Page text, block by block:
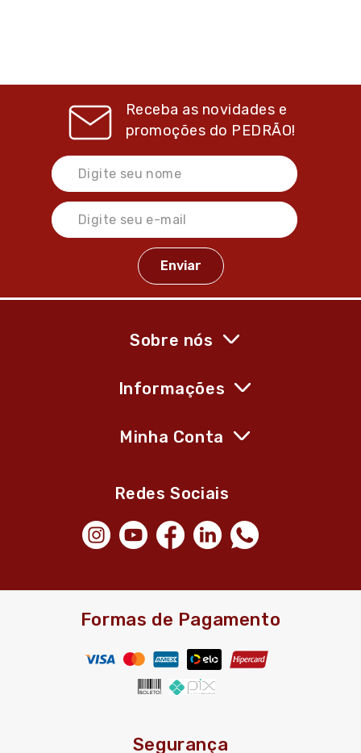
Receba as novidades e
promoções do PEDRÃO!
Sobre nós
Informações
Minha Conta
Redes Sociais
Formas de Pagamento
Segurança